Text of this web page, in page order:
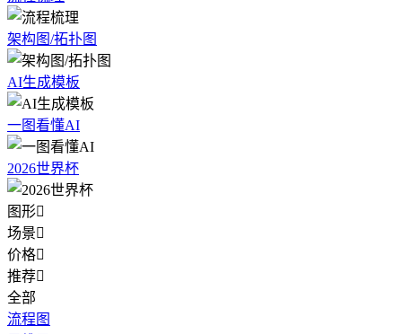
架构图/拓扑图
AI生成模板
一图看懂AI
2026世界杯
图形
场景
价格
推荐
全部
流程图